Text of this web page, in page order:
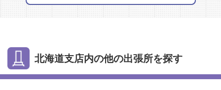
北海道支店内の他の出張所を探す